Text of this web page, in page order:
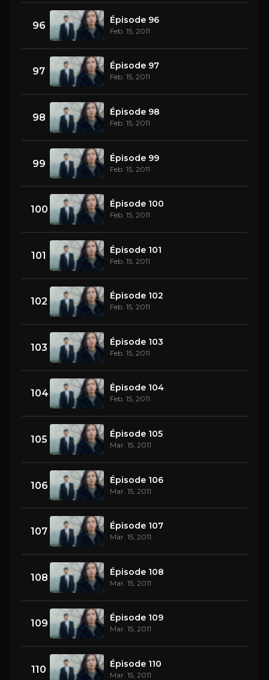
96 Épisode 96
Feb. 15, 2011
97 Épisode 97
Feb. 15, 2011
98 Épisode 98
Feb. 15, 2011
99 Épisode 99
Feb. 15, 2011
100 Épisode 100
Feb. 15, 2011
101 Épisode 101
Feb. 15, 2011
102 Épisode 102
Feb. 15, 2011
103 Épisode 103
Feb. 15, 2011
104 Épisode 104
Feb. 15, 2011
105 Épisode 105
Mar. 15, 2011
106 Épisode 106
Mar. 15, 2011
107 Épisode 107
Mar. 15, 2011
108 Épisode 108
Mar. 15, 2011
109 Épisode 109
Mar. 15, 2011
110 Épisode 110
Mar. 15, 2011